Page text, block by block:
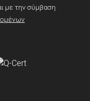
με την σύμβαση